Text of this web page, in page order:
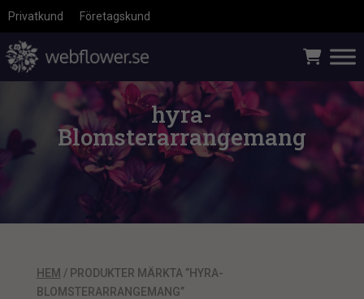
Privatkund Företagskund
hyra-
Blomsterarrangemang
HEM / PRODUKTER MÄRKTA ”HYRA-
BLOMSTERARRANGEMANG”